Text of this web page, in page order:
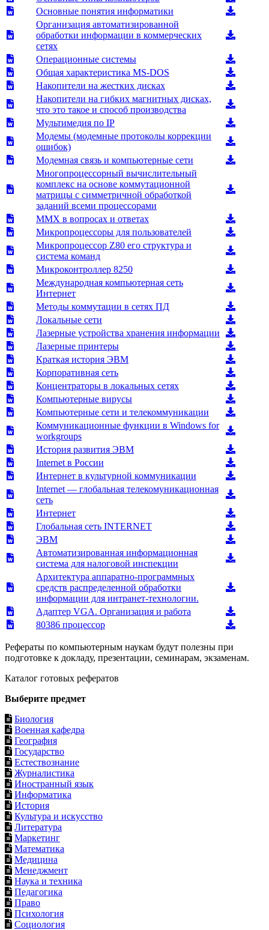
Основные понятия информатики
Организация автоматизированной
обработки информации в коммерческих
сетях
Операционные системы
Общая характеристика MS-DOS
Накопители на жестких дисках
Накопители на гибких магнитных дисках,
что это такое и способ производства
Мультимедия по IP
Модемы (модемные протоколы коррекции
ошибок)
Модемная связь и компьютерные сети
Многопроцессорный вычислительный
комплекс на основе коммутационной
матрицы с симметричной обработкой
заданий всеми процессорами
MMX в вопросах и ответах
Микропроцессоры для пользователей
Микропроцессор Z80 его структура и
система команд
Микроконтроллер 8250
Международная компьютерная сеть
Интернет
Методы коммутации в сетях ПД
Локальные сети
Лазерные устройства хранения информации
Лазерные принтеры
Краткая история ЭВМ
Корпоративная сеть
Концентраторы в локальных сетях
Компьютерные вирусы
Компьютерные сети и телекоммуникации
Коммуникационные функции в Windows for
workgroups
История развития ЭВМ
Internet в России
Интернет в культурной коммуникации
Internet — глобальная телекомуникационная
сеть
Интернет
Глобальная сеть INTERNET
ЭВМ
Автоматизированная информационная
система для налоговой инспекции
Архитектура аппаратно-программных
средств распределенной обработки
информации для интранет-технологии.
Адаптер VGA. Организация и работа
80386 процессор
Рефераты по компьютерным наукам будут полезны при
подготовке к докладу, презентации, семинарам, экзаменам.
Каталог готовых рефератов
Выберите предмет
Биология
Военная кафедра
География
Государство
Естествознание
Журналистика
Иностранный язык
Информатика
История
Культура и искусство
Литература
Маркетинг
Математика
Медицина
Менеджмент
Наука и техника
Педагогика
Право
Психология
Социология